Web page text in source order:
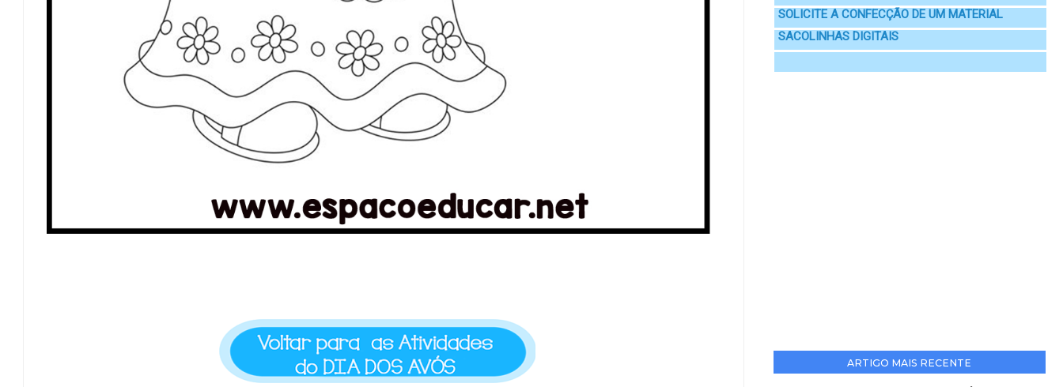
SOLICITE A CONFECÇÃO DE UM MATERIAL
SACOLINHAS DIGITAIS
ARTIGO MAIS RECENTE